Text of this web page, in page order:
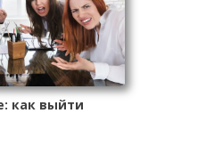
как выйти